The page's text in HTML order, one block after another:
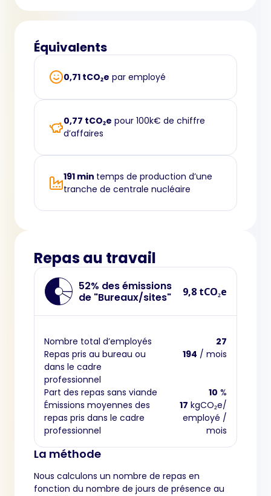
Équivalents
0,71 tCO₂e par employé
0,77 tCO₂e pour 100k€ de chiffre
d’affaires
191 min temps de production d’une
tranche de centrale nucléaire
Repas au travail
52% des émissions
de "Bureaux/sites"
9,8 tCO₂e
Nombre total d’employés
27
Repas pris au bureau ou
dans le cadre
professionnel
194 / mois
Part des repas sans viande 10 %
Émissions moyennes des
repas pris dans le cadre
professionnel
17 kgCO₂e/
employé /
mois
La méthode
Nous calculons un nombre de repas en
fonction du nombre de jours de présence au